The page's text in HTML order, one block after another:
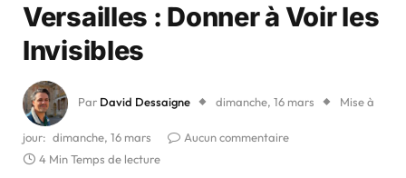
Versailles : Donner à Voir les
Invisibles
Par David Dessaigne dimanche, 16 mars Mise à
jour: dimanche, 16 mars
Aucun commentaire
4 Min Temps de lecture